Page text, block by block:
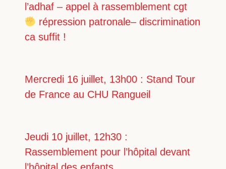
l’adhaf – appel à rassemblement cgt
répression patronale– discrimination
ca suffit !
Mercredi 16 juillet, 13h00 : Stand Tour
de France au CHU Rangueil
Jeudi 10 juillet, 12h30 :
Rassemblement pour l’hôpital devant